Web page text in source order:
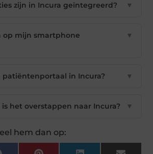
zijn in Incura geïntegreerd? ▼
op mijn smartphone
▼
patiëntenportaal in Incura? ▼
het overstappen naar Incura? ▼
hem dan op: